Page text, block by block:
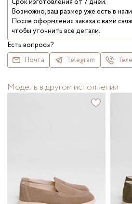
Срок изготовления от 7 дней.
Возможно, ваш размер уже есть в
После оформления заказа с вами
чтобы уточнить все детали.
Есть вопросы?
Почта
Telegram
Модель в другом исполнении